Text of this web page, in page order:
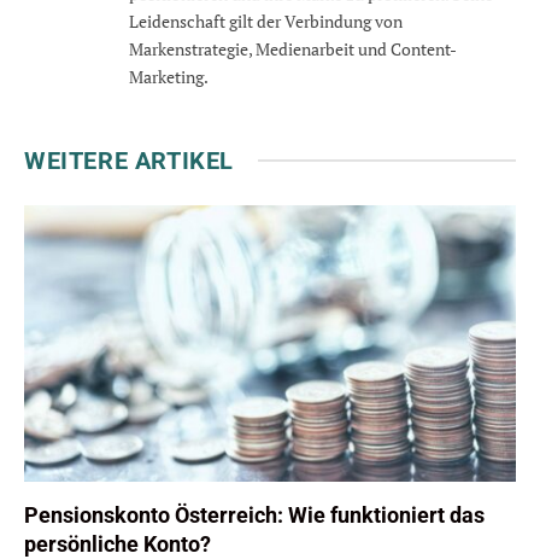
Leidenschaft gilt der Verbindung von
Markenstrategie, Medienarbeit und Content-
Marketing.
WEITERE ARTIKEL
Pensionskonto Österreich: Wie funktioniert das
persönliche Konto?